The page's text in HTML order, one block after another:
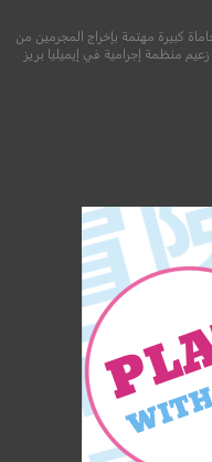
كبيرة مهتمة بإخراج المجرمين من
منظمة إجرامية في إيميليا بريز